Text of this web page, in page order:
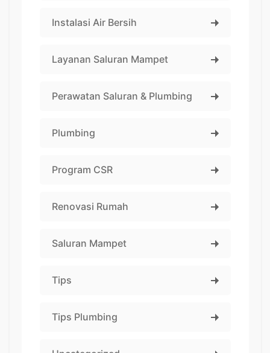
Instalasi Air Bersih
Layanan Saluran Mampet
Perawatan Saluran & Plumbing
Plumbing
Program CSR
Renovasi Rumah
Saluran Mampet
Tips
Tips Plumbing